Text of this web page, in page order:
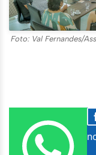
Foto: Val Fernandes/